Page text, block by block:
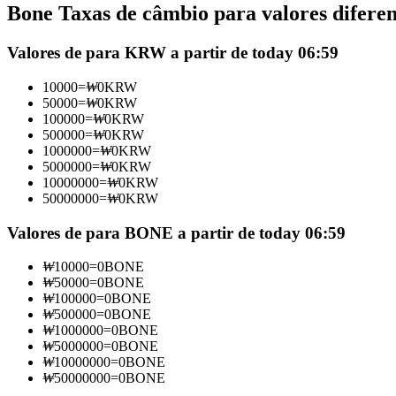
Futuros usando USDC como garantia
Copiar Trading
Junte-se aos principais traders
Bone Taxas de câmbio para valores
Valores de para KRW a partir de today 06:59
10000=₩0KRW
50000=₩0KRW
100000=₩0KRW
500000=₩0KRW
1000000=₩0KRW
5000000=₩0KRW
10000000=₩0KRW
50000000=₩0KRW
Valores de para BONE a partir de today 06:59
₩10000=0BONE
₩50000=0BONE
₩100000=0BONE
₩500000=0BONE
₩1000000=0BONE
₩5000000=0BONE
₩10000000=0BONE
₩50000000=0BONE